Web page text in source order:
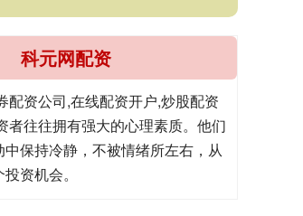
科元网配资
配资公司,在线配资开户,炒股配资
者往往拥有强大的心理素质。他们
保持冷静，不被情绪所左右，从
资机会。